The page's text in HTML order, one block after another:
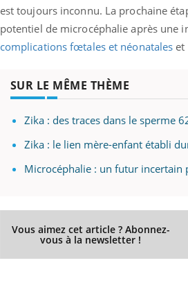
est toujours inconnu. La prochaine
potentiel de microcéphalie après une
complications fœtales et néonatales et
SUR LE MÊME THÈME
Zika : des traces dans le sperme
Zika : le lien mère-enfant établi
Microcéphalie : un futur incertain
Vous aimez cet article ? Abonnez-
vous à la newsletter !